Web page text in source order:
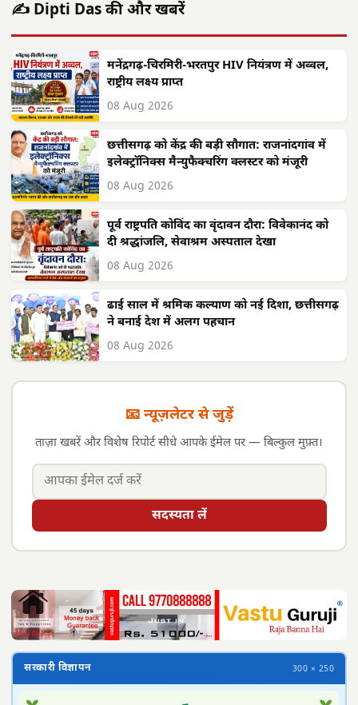
✍️ Dipti Das की और खबरें
मनेंद्रगढ़-चिरमिरी-भरतपुर HIV नियंत्रण में अव्वल,
राष्ट्रीय लक्ष्य प्राप्त
08 Aug 2026
छत्तीसगढ़ को केंद्र की बड़ी सौगात: राजनांदगांव में
इलेक्ट्रॉनिक्स मैन्युफैक्चरिंग क्लस्टर को मंजूरी
08 Aug 2026
पूर्व राष्ट्रपति कोविंद का वृंदावन दौरा: विवेकानंद को
दी श्रद्धांजलि, सेवाश्रम अस्पताल देखा
08 Aug 2026
ढाई साल में श्रमिक कल्याण को नई दिशा, छत्तीसगढ़
ने बनाई देश में अलग पहचान
08 Aug 2026
📧 न्यूज़लेटर से जुड़ें
ताज़ा खबरें और विशेष रिपोर्ट सीधे आपके ईमेल पर — बिल्कुल मुफ़्त।
सदस्यता लें
सरकारी विज्ञापन 300 × 250